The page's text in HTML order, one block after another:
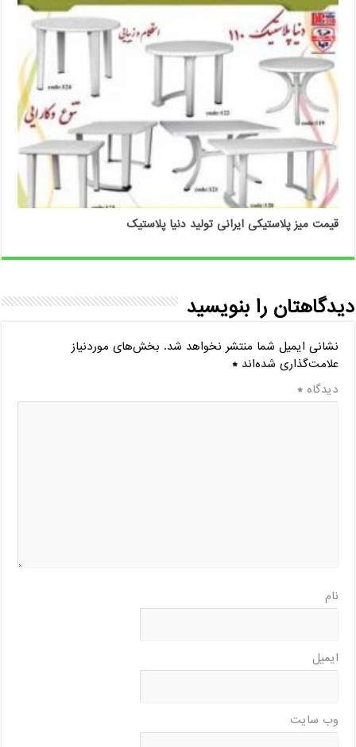
قیمت میز پلاستیکی ایرانی تولید دنیا پلاستیک
دیدگاهتان را بنویسید
نشانی ایمیل شما منتشر نخواهد شد. بخش‌های موردنیاز
علامت‌گذاری شده‌اند*
دیدگاه*
نام
ایمیل
وب‌ سایت